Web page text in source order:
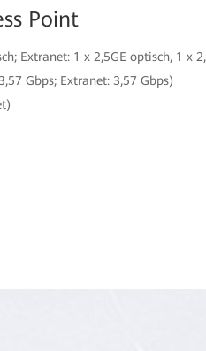
Point
Extranet: 1 x 2,5GE optisch, 1 x
Gbps; Extranet: 3,57 Gbps)